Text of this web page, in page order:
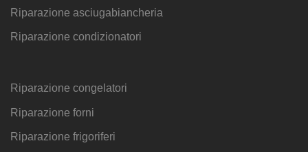
Riparazione asciugabiancheria
Riparazione condizionatori
Riparazione congelatori
Riparazione forni
Riparazione frigoriferi